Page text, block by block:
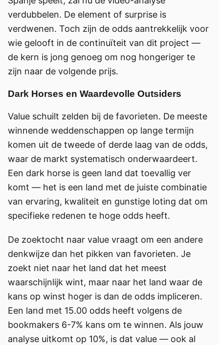
verdubbelen. De element of surprise is
verdwenen. Toch zijn de odds aantrekkelijk voor
wie gelooft in de continuïteit van dit project —
de kern is jong genoeg om nog hongeriger te
zijn naar de volgende prijs.
Dark Horses en Waardevolle Outsiders
Value schuilt zelden bij de favorieten. De meeste
winnende weddenschappen op lange termijn
komen uit de tweede of derde laag van de odds,
waar de markt systematisch onderwaardeert.
Een dark horse is geen land dat toevallig ver
komt — het is een land met de juiste combinatie
van ervaring, kwaliteit en gunstige loting dat om
specifieke redenen te hoge odds heeft.
De zoektocht naar value vraagt om een andere
denkwijze dan het pikken van favorieten. Je
zoekt niet naar het land dat het meest
waarschijnlijk wint, maar naar het land waar de
kans op winst hoger is dan de odds impliceren.
Een land met 15.00 odds heeft volgens de
bookmakers 6-7% kans om te winnen. Als jouw
analyse uitkomt op 10%, is dat value — ook al